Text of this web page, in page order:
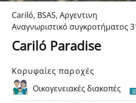
Cariló, BSAS, Αργεντινη
Αναγνωριστικό συγκροτήματος
Cariló Paradise
Κορυφαίες παροχές
Οικογενειακές διακοπές